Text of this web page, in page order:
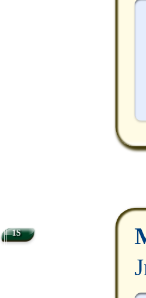
1S